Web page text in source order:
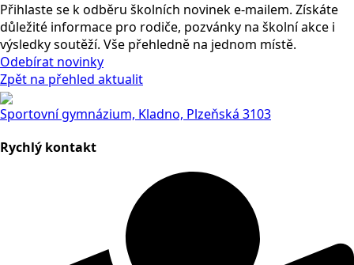
Přihlaste se k odběru školních novinek e-mailem. Získáte
důležité informace pro rodiče, pozvánky na školní akce i
výsledky soutěží. Vše přehledně na jednom místě.
Odebírat novinky
Zpět na přehled aktualit
Sportovní gymnázium, Kladno, Plzeňská 3103
Rychlý kontakt